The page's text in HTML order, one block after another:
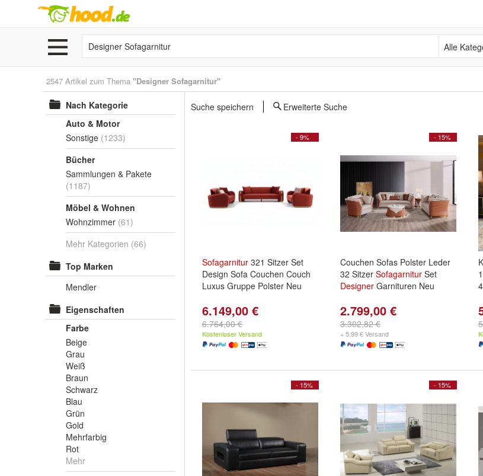
Alle
2547 Artikel zum Thema "Designer Sofagarnitur"
Nach Kategorie
Auto & Motor
Sonstige (1233)
Bücher
Sammlungen & Pakete
(1187)
Möbel & Wohnen
Wohnzimmer (61)
Mehr Kategorien (66)
Top Marken
Mendler
Eigenschaften
Farbe
Beige
Grau
Weiß
Braun
Schwarz
Blau
Grün
Gold
Mehrfarbig
Rot
Mehr
Suche speichern Erweiterte Suche
- 9%
Sofagarnitur 321 Sitzer Set
Design Sofa Couchen Couch
Luxus Gruppe Polster Neu
6.149,00 €
6.764,00 €
Kostenloser Versand
- 15%
Couchen Sofas Polster Leder
32 Sitzer Sofagarnitur Set
Designer Garnituren Neu
2.799,00 €
3.302,82 €
+ 5,99 € Versand
- 15% - 15%